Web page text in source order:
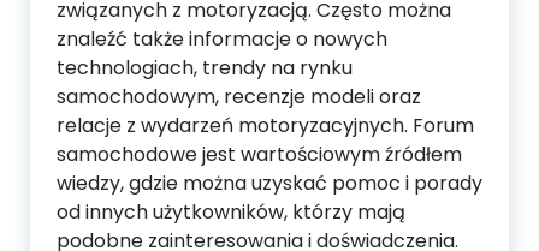
związanych z motoryzacją. Często można
znaleźć także informacje o nowych
technologiach, trendy na rynku
samochodowym, recenzje modeli oraz
relacje z wydarzeń motoryzacyjnych. Forum
samochodowe jest wartościowym źródłem
wiedzy, gdzie można uzyskać pomoc i porady
od innych użytkowników, którzy mają
podobne zainteresowania i doświadczenia.